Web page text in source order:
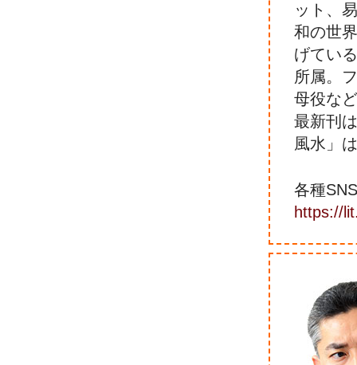
ット、
和の世
げてい
所属。
母役な
最新刊
風水」
各種SNS
https://